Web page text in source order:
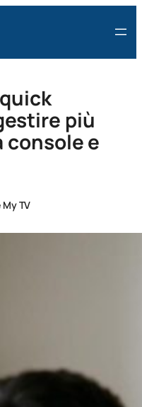
più
e
My TV